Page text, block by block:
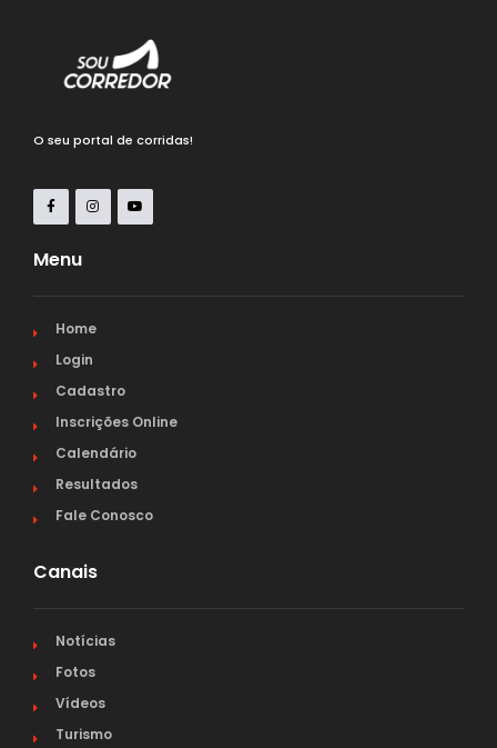
O seu portal de corridas!
Menu
Home
Login
Cadastro
Inscrições Online
Calendário
Resultados
Fale Conosco
Canais
Notícias
Fotos
Vídeos
Turismo